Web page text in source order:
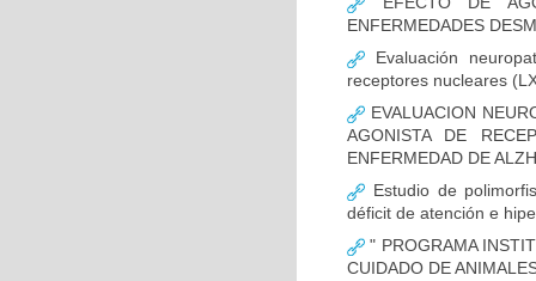
ENFERMEDADES
Evaluación
receptores nucleares
EVALUACION
AGONISTA DE
ENFERMEDAD DE
Estudio de
déficit de atención e
" PROGRAMA
CUIDADO DE